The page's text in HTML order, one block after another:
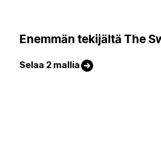
Enemmän tekijältä The
Selaa 2 mallia